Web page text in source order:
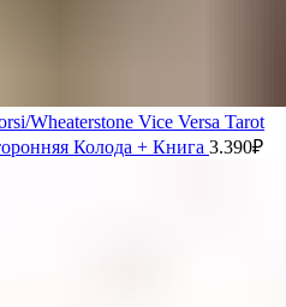
Wheaterstone Vice Versa Tarot
Колода + Книга 3.390₽